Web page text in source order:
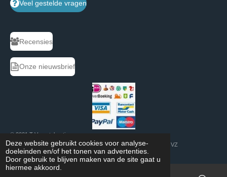
Deze website gebruikt cookies voor analyse-
doeleinden en/of het tonen van advertenties.
Door gebruik te blijven maken van de site gaat u
hiermee akkoord.
Veel gestelde vragen
Recensies
Onze nieuwsbrief
© 2021 T Vraagtekentje
Website development: GVZ